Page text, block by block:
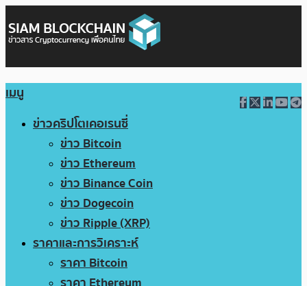
เมนู
ข่าวคริปโตเคอเรนซี่
ข่าว Bitcoin
ข่าว Ethereum
ข่าว Binance Coin
ข่าว Dogecoin
ข่าว Ripple (XRP)
ราคาและการวิเคราะห์
ราคา Bitcoin